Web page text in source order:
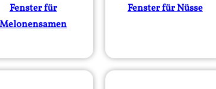
Fenster für
Melonensamen
Fenster für Nüsse